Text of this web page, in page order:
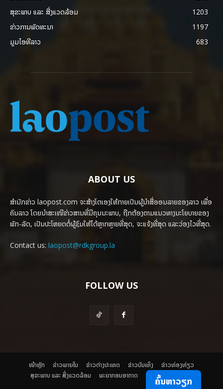
ສຸຂະພາບ ແລະ ສີ່ງແວດລ້ອມ
1203
ຂ່າວການພັດທະນາ
1197
ມູມໄອທີລາວ
683
ABOUT US
ສຳນັກຂ່າວ laopost.com ຈະສ້າງໂຕເອງໃຫ້ກາຍເປັນຜູ້ນຳສື່ອອນລາຍຂອງລາວ ເພື່ອ
ຄົນລາວ ໂດຍນຳສະເໜີຂ່າວສານທີ່ມີຄຸນນະພາບ, ຖືກຕ້ອງຕາມແນວທາງນະໂຍບາຍຂອງ
ພັກ-ລັດ, ເປັນປະໂຫຍດຕໍ່ຜູ້ຊົມໃຫ້ໄດ້ຫຼາກຫຼາຍທີ່ສຸດ, ຈະແຈ້ງທີ່ສຸດ ແລະວ່ອງໄວທີ່ສຸດ.
Contact us: laopost@rdkgroup.la
FOLLOW US
ໜ້າຫຼັກ ຂ່າວພາຍ​ໃນ ຂ່າວຕ່າງປະເທດ ​ຂ່າວບັນເທິງ
​ຂ່າວທ່ອງທ່ຽວ
ສຸຂະພາບ ແລະ ສີ່ງແວດລ້ອມ
ພະຍາກອນອາກາດ ຄົ້ນຫາວຽກ